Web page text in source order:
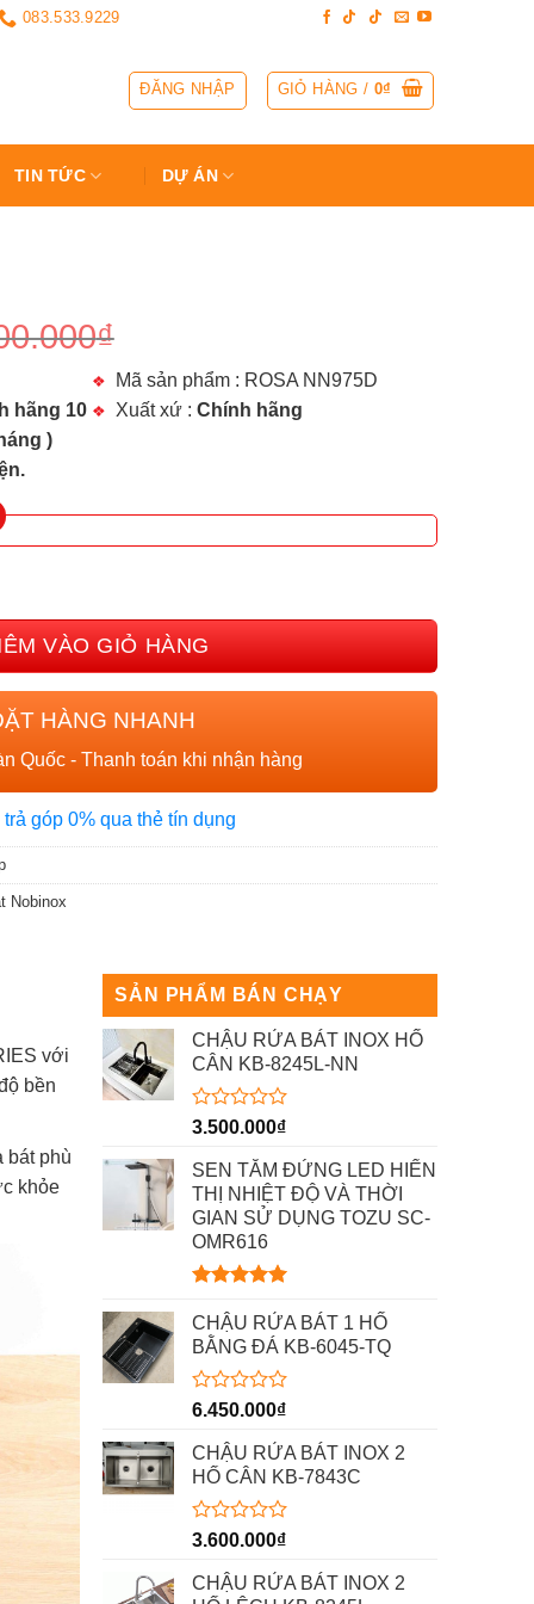
083.533.9229
ĐĂNG NHẬP GIỎ HÀNG / 0₫
TIN TỨC DỰ ÁN
₫
hãng 10
)
Mã sản phẩm : ROSA NN975D
Xuất xứ : Chính hãng
VÀO GIỎ HÀNG
HÀNG NHANH
Quốc - Thanh toán khi nhận hàng
góp 0% qua thẻ tín dụng
Nobinox
với
bền
bát phù
khỏe
SẢN PHẨM BÁN CHẠY
CHẬU RỬA BÁT INOX HỐ
CÂN KB-8245L-NN
Được
hạng
0
5
sao
3.500.000₫
SEN TẮM ĐỨNG LED HIỂN
THỊ NHIỆT ĐỘ VÀ THỜI
GIAN SỬ DỤNG TOZU SC-
OMR616
hạng 5.00
5 sao
CHẬU RỬA BÁT 1 HỐ
BẰNG ĐÁ KB-6045-TQ
Được
hạng
0
5
sao
6.450.000₫
CHẬU RỬA BÁT INOX 2
HỐ CÂN KB-7843C
Được
hạng
0
3.600.000₫
CHẬU RỬA BÁT INOX 2